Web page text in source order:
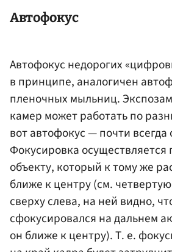
Автофокус
Автофокус недорогих
в принципе, аналогичен
пленочных мыльниц.
камер может работать по
вот автофокус — почти всегда
Фокусировка
объекту, который к тому же
ближе к центру (см.
сверху слева, на ней видно,
сфокусировался на дальнем
он ближе к центру). Т. е.